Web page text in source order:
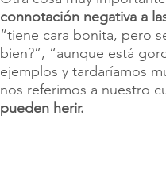
connotación negativa a
“tiene cara bonita, pero
bien?”, “aunque está
ejemplos y tardaríamos
nos referimos a nuestro
pueden herir.